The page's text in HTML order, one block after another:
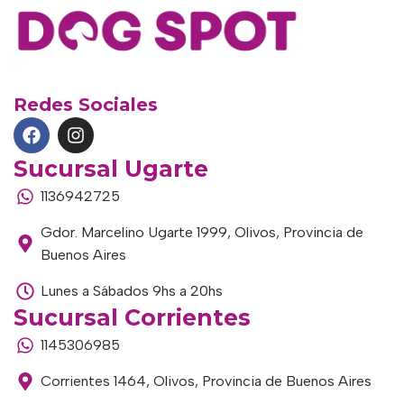
Redes Sociales
Sucursal Ugarte
1136942725
Gdor. Marcelino Ugarte 1999, Olivos, Provincia de
Buenos Aires
Lunes a Sábados 9hs a 20hs
Sucursal Corrientes
1145306985
Corrientes 1464, Olivos, Provincia de Buenos Aires